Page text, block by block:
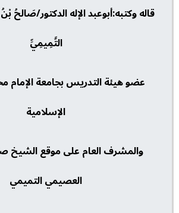
قاله وكتبه:أبوعبد الإله الدكتور/
التَّمِيمِيِّ
عضو هيئة التدريس بجامعة
الإسلامية
والمشرف العام على موقع الشيخ
العصيمي التميمي